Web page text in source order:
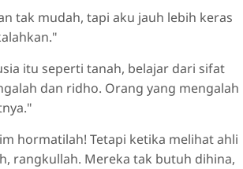
tak mudah, tapi aku jauh lebih keras
itu seperti tanah, belajar dari sifat
dan ridho. Orang yang mengalah
hormatilah! Tetapi ketika melihat ahli
rangkullah. Mereka tak butuh dihina,